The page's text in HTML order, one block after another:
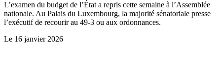
L’examen du budget de l’État a repris cette semaine à l’Assemblée
nationale. Au Palais du Luxembourg, la majorité sénatoriale presse
l’exécutif de recourir au 49-3 ou aux ordonnances.
Le 16 janvier 2026